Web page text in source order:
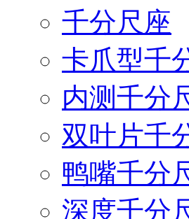
千分尺座
卡爪型千
内测千分
双叶片千
鸭嘴千分
深度千分